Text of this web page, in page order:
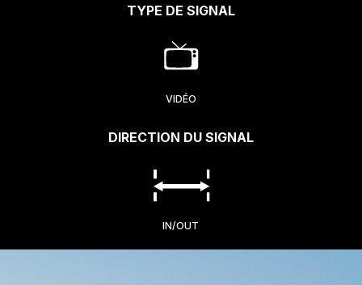
TYPE DE SIGNAL
VIDÉO
DIRECTION DU SIGNAL
IN/OUT